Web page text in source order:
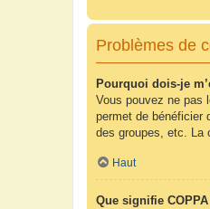
Problèmes de
Pourquoi dois-je
Vous pouvez ne pas
permet de bénéficier
des groupes, etc. La
Haut
Que signifie